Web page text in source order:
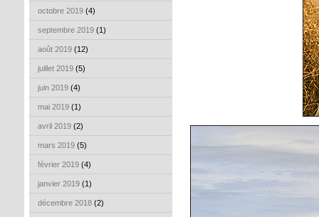
octobre 2019 (4)
septembre 2019 (1)
août 2019 (12)
juillet 2019 (5)
juin 2019 (4)
mai 2019 (1)
avril 2019 (2)
mars 2019 (5)
février 2019 (4)
janvier 2019 (1)
décembre 2018 (2)